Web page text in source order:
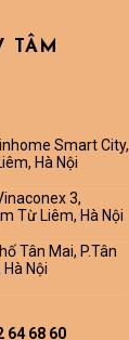
TÂM
Smart City,
Hà Nội
3,
Từ Liêm, Hà Nội
Tân Mai, P.Tân
Hà Nội
64 68 60